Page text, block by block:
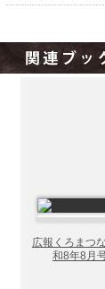
広報くろまつ
和8年8月
ご利用ガイド
個人情報保護
動作環境